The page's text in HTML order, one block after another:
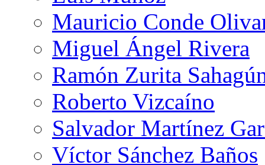
Mauricio Conde
Miguel Ángel Rivera
Ramón Zurita
Roberto Vizcaíno
Salvador Martínez
Víctor Sánchez Baños